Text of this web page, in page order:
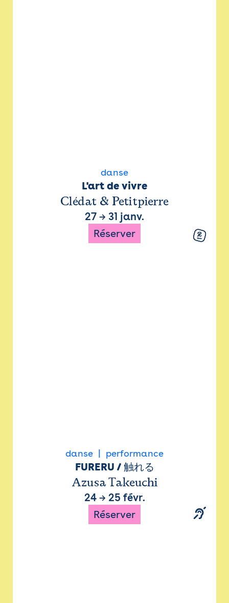
danse
L'art de vivre
Clédat & Petitpierre
27 → 31 janv.
Réserver
danse performance
FURERU / 触れる
Azusa Takeuchi
24→ 25 févr.
Réserver